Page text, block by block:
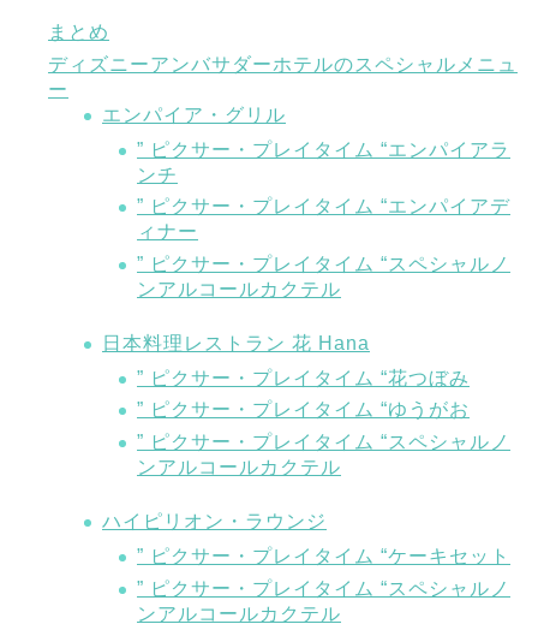
まとめ
ディズニーアンバサダーホテルのスペシャルメニュ
ー
エンパイア・グリル
” ピクサー・プレイタイム “エンパイアラ
ンチ
” ピクサー・プレイタイム “エンパイアデ
ィナー
” ピクサー・プレイタイム “スペシャルノ
ンアルコールカクテル
日本料理レストラン 花 Hana
” ピクサー・プレイタイム “花つぼみ
” ピクサー・プレイタイム “ゆうがお
” ピクサー・プレイタイム “スペシャルノ
ンアルコールカクテル
ハイピリオン・ラウンジ
” ピクサー・プレイタイム “ケーキセット
” ピクサー・プレイタイム “スペシャルノ
ンアルコールカクテル